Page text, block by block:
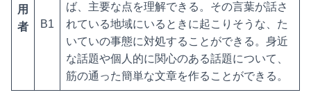
用
者
B1
ば、主要な点を理解できる。その言葉が話さ
れている地域にいるときに起こりそうな、た
いていの事態に対処することができる。身近
な話題や個人的に関心のある話題について、
筋の通った簡単な文章を作ることができる。